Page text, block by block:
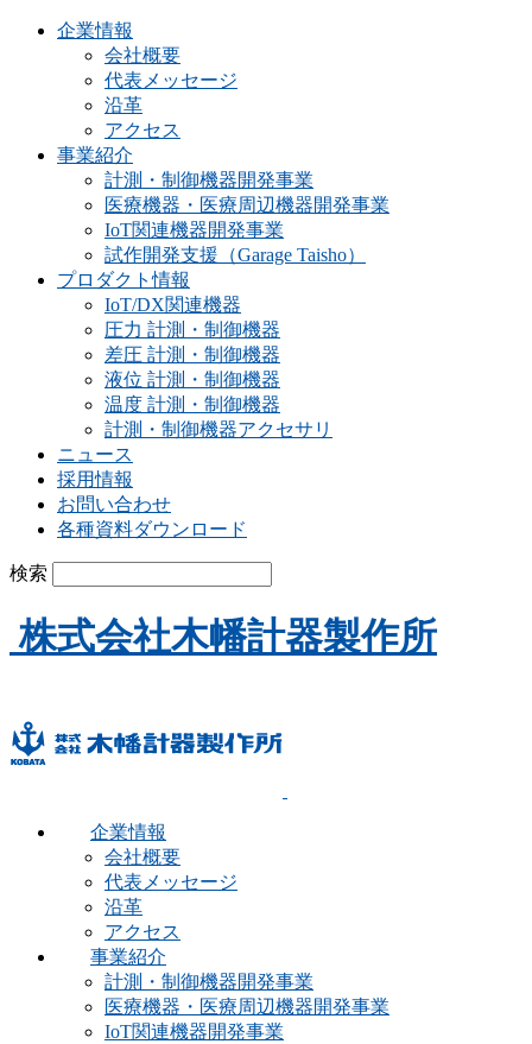
企業情報
会社概要
代表メッセージ
沿革
アクセス
事業紹介
計測・制御機器開発事業
医療機器・医療周辺機器開発事業
IoT関連機器開発事業
試作開発支援（Garage Taisho）
プロダクト情報
IoT/DX関連機器
圧力 計測・制御機器
差圧 計測・制御機器
液位 計測・制御機器
温度 計測・制御機器
計測・制御機器アクセサリ
ニュース
採用情報
お問い合わせ
各種資料ダウンロード
検索
株式会社木幡計器製作所
企業情報
会社概要
代表メッセージ
沿革
アクセス
事業紹介
計測・制御機器開発事業
医療機器・医療周辺機器開発事業
IoT関連機器開発事業